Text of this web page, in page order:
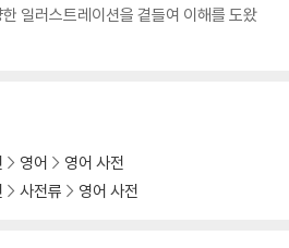
일러스트레이션을 곁들여 이해를 도왔
영어
영어 사전
사전류 영어 사전